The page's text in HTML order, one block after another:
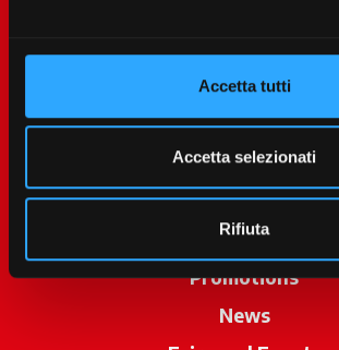
Accetta tutti
Accetta selezionati
Rifiuta
McCormick World
Products
Services
Promotions
News